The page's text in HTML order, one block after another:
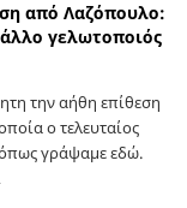
από Λαζόπουλο:
γελωτοποιός
την αήθη επίθεση
ο τελευταίος
όπως γράψαμε εδώ.